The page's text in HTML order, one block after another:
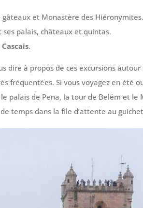
gâteaux et Monastère des Hiéronymites.
ses palais, châteaux et quintas.
.
dire à propos de ces excursions
fréquentées. Si vous voyagez en été
palais de Pena, la tour de Belém et
temps dans la file d’attente au